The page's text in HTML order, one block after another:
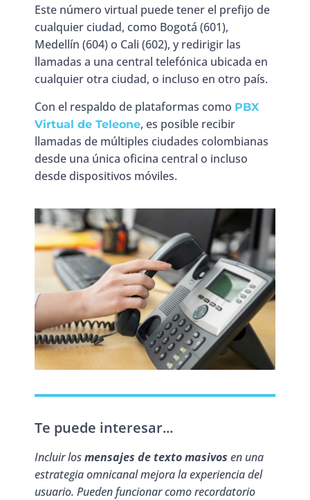
Este número virtual puede tener el prefijo de
cualquier ciudad, como Bogotá (601),
Medellín (604) o Cali (602), y redirigir las
llamadas a una central telefónica ubicada en
cualquier otra ciudad, o incluso en otro país.
Con el respaldo de plataformas como PBX
Virtual de Teleone, es posible recibir
llamadas de múltiples ciudades colombianas
desde una única oficina central o incluso
desde dispositivos móviles.
Te puede interesar...
Incluir losmensajes de texto masivos en una
estrategia omnicanal mejora la experiencia del
usuario. Pueden funcionar como recordatorio